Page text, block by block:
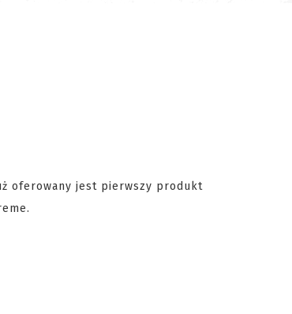
oferowany jest pierwszy produkt